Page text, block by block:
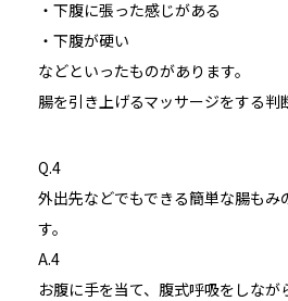
・下腹に張った感じがある
・下腹が硬い
などといったものがあります。
腸を引き上げるマッサージをする判
Q.4
外出先などでもできる簡単な腸もみ
す。
A.4
お腹に手を当て、腹式呼吸をしなが